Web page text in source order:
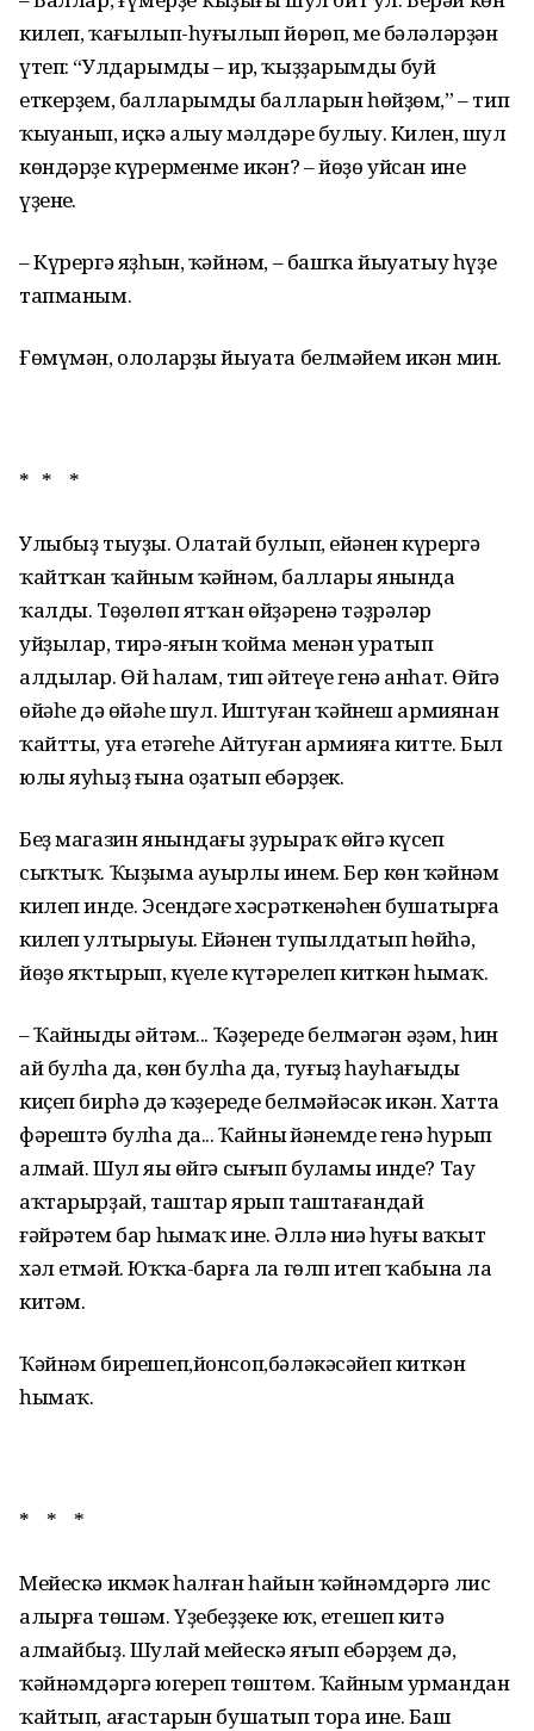
килеп, ҡағылып-һуғылып йөрөп, мең бәләләрҙән
үтеп: “Улдарымды – ир, ҡыҙҙарымды буй
еткерҙем, балларымдың балларын һөйҙөм,” – тип
ҡыуанып, иҫкә алыу мәлдәре булыу. Килен, шул
көндәрҙе күрерменме икән? – йөҙө уйсан ине
үҙенең.
– Күрергә яҙһын, ҡәйнәм, – башҡа йыуатыу һүҙе
тапманым.
Ғөмүмән, ололарҙы йыуата белмәйем икән мин.
* * *
Улыбыҙ тыуҙы. Олатай булып, ейәнен күрергә
ҡайтҡан ҡайным ҡәйнәм, баллары янында
ҡалды. Төҙөлөп ятҡан өйҙәренә тәҙрәләр
уйҙылар, тирә-яғын ҡойма менән уратып
алдылар. Өй һалам, тип әйтеүе генә анһат. Өйгә
өйәһең дә өйәһең шул. Иштуған ҡәйнеш армиянан
ҡайтты, уға етәгеһе Айтуған армияға китте. Был
юлы яуһыҙ ғына оҙатып ебәрҙек.
Беҙ магазин янындағы ҙурыраҡ өйгә күсеп
сыҡтыҡ. Ҡыҙыма ауырлы инем. Бер көн ҡәйнәм
килеп инде. Эсендәге хәсрәткенәһен бушатырға
килеп ултырыуы. Ейәнен тупылдатып һөйһә,
йөҙө яҡтырып, күңеле күтәрелеп киткән һымаҡ.
– Ҡайныңды әйтәм... Ҡәҙереңде белмәгән әҙәм, һин
ай булһаң да, көн булһаң да, туғыҙ һауһағыңды
киҫеп бирһәң дә ҡәҙереңде белмәйәсәк икән. Хатта
фәрештә булһаң да... Ҡайның йәнемде генә һурып
алмай. Шул яңы өйгә сығып буламы инде? Тау
аҡтарырҙай, таштар ярып таштағандай
ғәйрәтем бар һымаҡ ине. Әллә ниңә һуңғы ваҡыт
хәл етмәй. Юҡҡа-барға ла гөлп итеп ҡабына ла
китәм.
Ҡәйнәм бирешеп,йонсоп,бәләкәсәйеп киткән
һымаҡ.
* * *
Мейескә икмәк һалған һайын ҡәйнәмдәргә лис
алырға төшәм. Үҙебеҙҙеке юҡ, етешеп китә
алмайбыҙ. Шулай мейескә яғып ебәрҙем дә,
ҡәйнәмдәргә югереп төштөм. Ҡайным урмандан
ҡайтып, ағастарын бушатып тора ине. Баш